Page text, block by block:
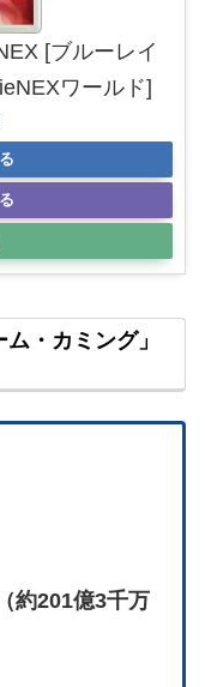
[ブルーレイ
ワールド]
・カミング」
約201億3千万